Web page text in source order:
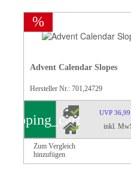
%
Advent Calendar Slopes
Hersteller Nr.: 701,24729
UVP
inkl.
shopping_cart
Zum Vergleich
hinzufügen